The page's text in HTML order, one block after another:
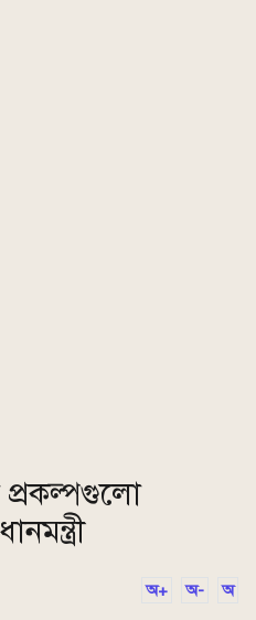
প্রকল্পগুলো
অ+ অ- অ